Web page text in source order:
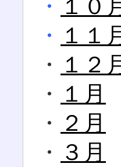
・ １１
・ １２
・ １月
・ ２月
・ ３月